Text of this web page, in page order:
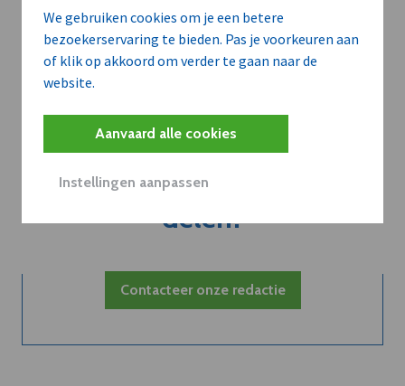
We gebruiken cookies om je een betere
bezoekerservaring te bieden. Pas je voorkeuren aan
of klik op akkoord om verder te gaan naar de
website.
Aanvaard alle cookies
Instellingen aanpassen
Neem dVO Leads
Belangrijk nieuws te
delen?
Contacteer onze redactie